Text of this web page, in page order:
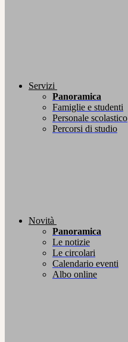
Servizi
Panoramica
Famiglie e studenti
Personale scolastico
Percorsi di studio
Novità
Panoramica
Le notizie
Le circolari
Calendario eventi
Albo online